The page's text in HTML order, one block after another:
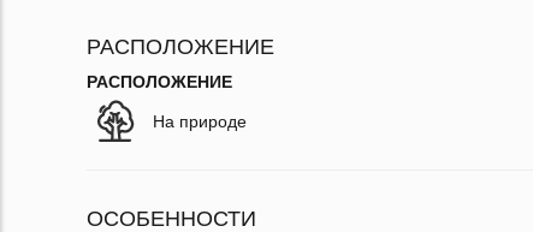
РАСПОЛОЖЕНИЕ
РАСПОЛОЖЕНИЕ
На природе
ОСОБЕННОСТИ